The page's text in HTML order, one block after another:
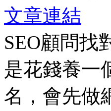
文章連結
SEO顧問找
是花錢養一
名，會先做